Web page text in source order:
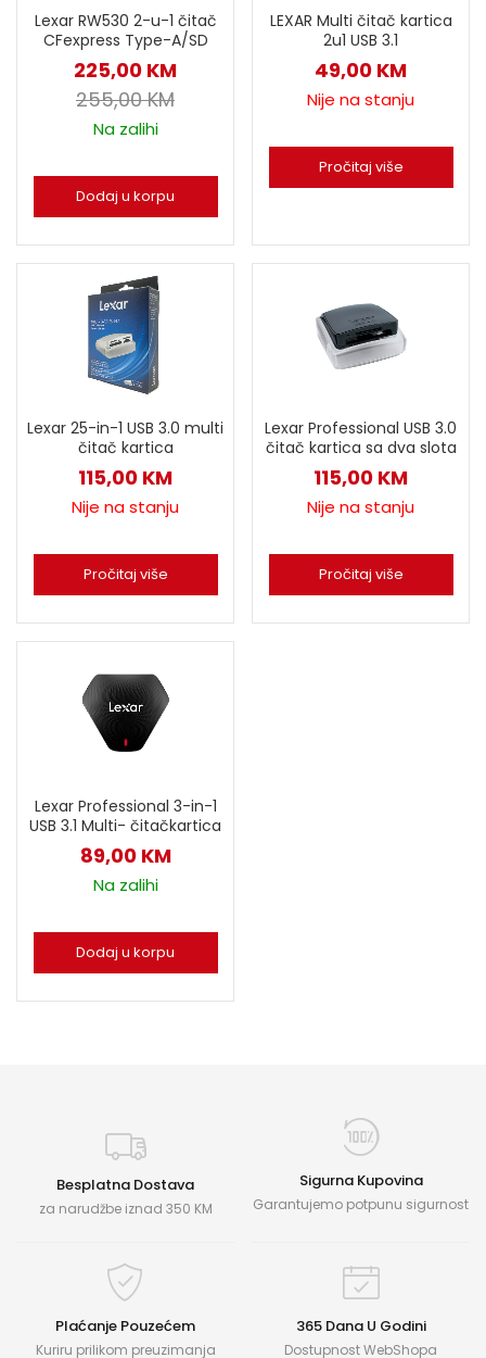
Lexar RW530 2-u-1 čitač
CFexpress Type-A/SD
225,00 KM
255,00KM
Na zalihi
Dodaj u korpu
LEXAR Multi čitač kartica
2u1 USB 3.1
49,00 KM
Nije na stanju
Pročitaj više
Lexar 25-in-1 USB 3.0 multi
čitač kartica
115,00 KM
Nije na stanju
Pročitaj više
Lexar Professional USB 3.0
čitač kartica sa dva slota
115,00 KM
Nije na stanju
Pročitaj više
Lexar Professional 3-in-1
USB 3.1 Multi- čitačkartica
89,00 KM
Na zalihi
Dodaj u korpu
Besplatna Dostava
za narudžbe iznad 350 KM
Sigurna Kupovina
Garantujemo potpunu sigurnost
Plaćanje Pouzećem
Kuriru prilikom preuzimanja
365 Dana U Godini
Dostupnost WebShopa